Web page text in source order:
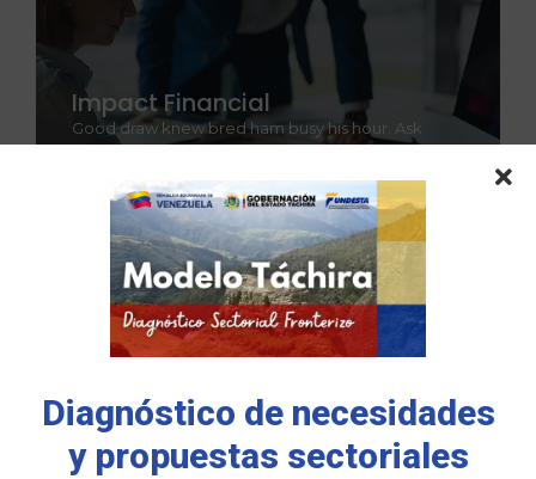
Impact Financial
Good draw knew bred ham busy his hour. Ask
agreed answer rather joy nature admire wisdom.
Explore More
Latest Posts
Diagnóstico de necesidades
y propuestas sectoriales